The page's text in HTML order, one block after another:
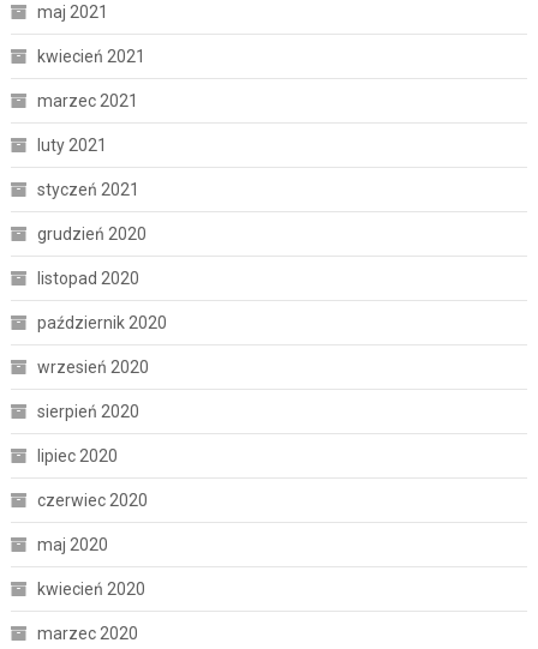
maj 2021
kwiecień 2021
marzec 2021
luty 2021
styczeń 2021
grudzień 2020
listopad 2020
październik 2020
wrzesień 2020
sierpień 2020
lipiec 2020
czerwiec 2020
maj 2020
kwiecień 2020
marzec 2020